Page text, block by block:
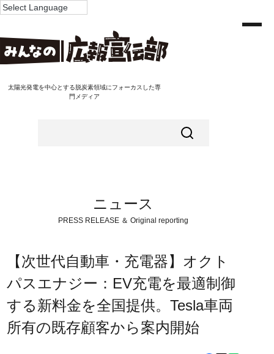
太陽光発電を中心とする脱炭素領域にフォーカスした専
門メディア
ニュース
PRESS RELEASE ＆ Original reporting
【次世代自動車・充電器】オクト
パスエナジー：EV充電を最適制御
する新料金を全国提供。Tesla車両
所有の既存顧客から案内開始